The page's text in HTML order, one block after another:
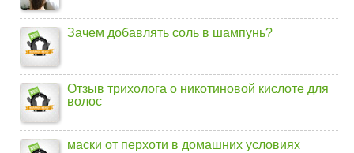
Зачем добавлять соль в шампунь?
Отзыв трихолога о никотиновой кислоте для
волос
маски от перхоти в домашних условиях